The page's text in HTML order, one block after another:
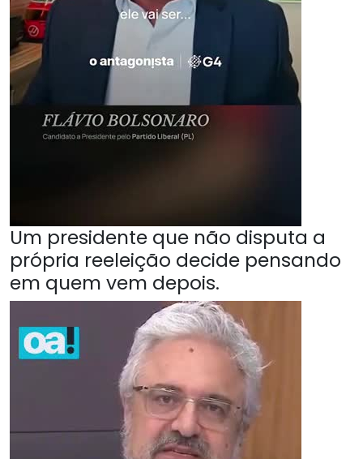
Um presidente que não disputa a
própria reeleição decide pensando
em quem vem depois.